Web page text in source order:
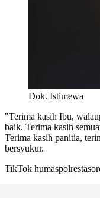
Dok. Istimewa
"Terima kasih Ibu,
baik. Terima kasih
Terima kasih panitia,
bersyukur.
TikTok